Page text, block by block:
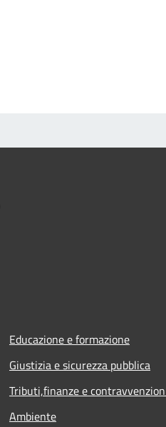
Educazione e formazione
Giustizia e sicurezza pubblica
Tributi,finanze e
Ambiente